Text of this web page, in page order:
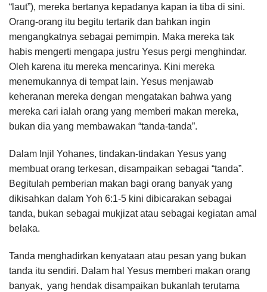
“laut”), mereka bertanya kepadanya kapan ia tiba di sini.
Orang-orang itu begitu tertarik dan bahkan ingin
mengangkatnya sebagai pemimpin. Maka mereka tak
habis mengerti mengapa justru Yesus pergi menghindar.
Oleh karena itu mereka mencarinya. Kini mereka
menemukannya di tempat lain. Yesus menjawab
keheranan mereka dengan mengatakan bahwa yang
mereka cari ialah orang yang memberi makan mereka,
bukan dia yang membawakan “tanda-tanda”.
Dalam Injil Yohanes, tindakan-tindakan Yesus yang
membuat orang terkesan, disampaikan sebagai “tanda”.
Begitulah pemberian makan bagi orang banyak yang
dikisahkan dalam Yoh 6:1-5 kini dibicarakan sebagai
tanda, bukan sebagai mukjizat atau sebagai kegiatan amal
belaka.
Tanda menghadirkan kenyataan atau pesan yang bukan
tanda itu sendiri. Dalam hal Yesus memberi makan orang
banyak, yang hendak disampaikan bukanlah terutama